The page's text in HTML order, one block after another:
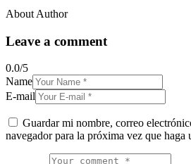
About Author
Leave a comment
0.0/5
Name
E-mail
Guardar mi nombre, correo
navegador para la próxima vez que haga